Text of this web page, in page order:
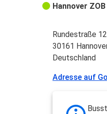
Hannover ZOB
Rundestraße 12
30161
Deutschland
Adresse auf